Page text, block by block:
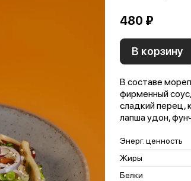
480 ₽
В корзину
В составе
фирменный
сладкий перец,
лапша удон,
Энерг. ценность
Жиры
Белки